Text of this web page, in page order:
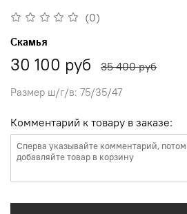
(0)
Скамья
30 100 руб 35 400 руб
Размер ш/г/в: 75/35/47
Комментарий к товару в заказе: